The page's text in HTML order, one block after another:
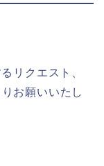
リクエスト、
お願いいたし